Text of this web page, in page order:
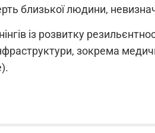
близької людини,
із розвитку
зокрема